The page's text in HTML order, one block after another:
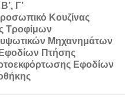
Γ’
Κουζίνας
Τροφίμων
Μηχανημάτων
Πτήσης
Εφοδίων